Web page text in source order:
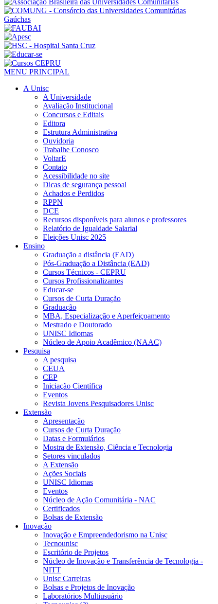
MENU PRINCIPAL
A Unisc
A Universidade
Avaliação Institucional
Concursos e Editais
Editora
Estrutura Administrativa
Ouvidoria
Trabalhe Conosco
VoltarE
Contato
Acessibilidade no site
Dicas de segurança pessoal
Achados e Perdidos
RPPN
DCE
Recursos disponíveis para alunos e professores
Relatório de Igualdade Salarial
Eleições Unisc 2025
Ensino
Graduação a distância (EAD)
Pós-Graduação a Distância (EAD)
Cursos Técnicos - CEPRU
Cursos Profissionalizantes
Educar-se
Cursos de Curta Duração
Graduação
MBA, Especialização e Aperfeiçoamento
Mestrado e Doutorado
UNISC Idiomas
Núcleo de Apoio Acadêmico (NAAC)
Pesquisa
A pesquisa
CEUA
CEP
Iniciação Científica
Eventos
Revista Jovens Pesquisadores Unisc
Extensão
Apresentação
Cursos de Curta Duração
Datas e Formulários
Mostra de Extensão, Ciência e Tecnologia
Setores vinculados
A Extensão
Ações Sociais
UNISC Idiomas
Eventos
Núcleo de Ação Comunitária - NAC
Certificados
Bolsas de Extensão
Inovação
Inovação e Empreendedorismo na Unisc
Tecnounisc
Escritório de Projetos
Núcleo de Inovação e Transferência de Tecnologia -
NITT
Unisc Carreiras
Bolsas e Projetos de Inovação
Laboratórios Multiusuário